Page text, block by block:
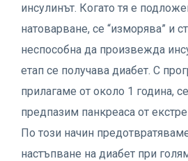
инсулинът. Когато тя е
натоварване, се “изморява” и
неспособна да произвежда
етап се получава диабет. С
прилагаме от около 1 година,
предпазим панкреаса от
По този начин
настъпване на диабет при